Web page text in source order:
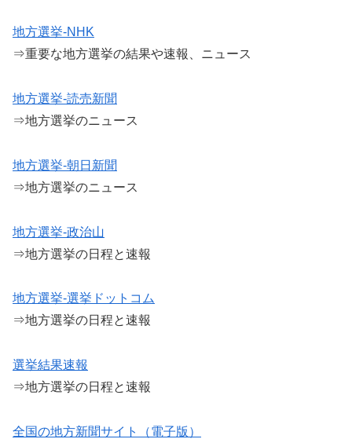
地方選挙-NHK
⇒重要な地方選挙の結果や速報、ニュース
地方選挙-読売新聞
⇒地方選挙のニュース
地方選挙-朝日新聞
⇒地方選挙のニュース
地方選挙-政治山
⇒地方選挙の日程と速報
地方選挙-選挙ドットコム
⇒地方選挙の日程と速報
選挙結果速報
⇒地方選挙の日程と速報
全国の地方新聞サイト（電子版）